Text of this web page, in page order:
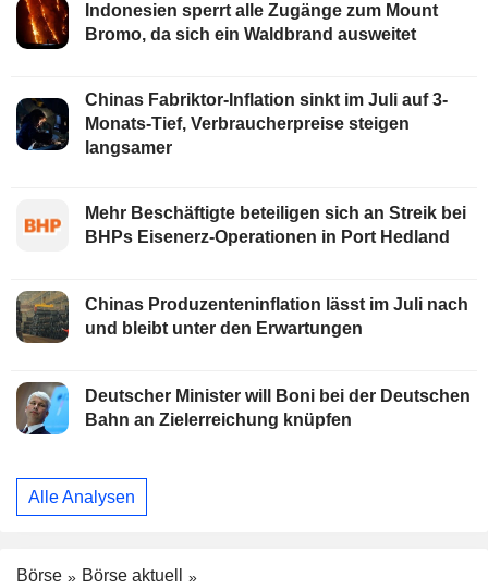
Indonesien sperrt alle Zugänge zum Mount
Bromo, da sich ein Waldbrand ausweitet
Chinas Fabriktor-Inflation sinkt im Juli auf 3-
Monats-Tief, Verbraucherpreise steigen
langsamer
Mehr Beschäftigte beteiligen sich an Streik bei
BHPs Eisenerz-Operationen in Port Hedland
Chinas Produzenteninflation lässt im Juli nach
und bleibt unter den Erwartungen
Deutscher Minister will Boni bei der Deutschen
Bahn an Zielerreichung knüpfen
Alle Analysen
Börse
Börse aktuell